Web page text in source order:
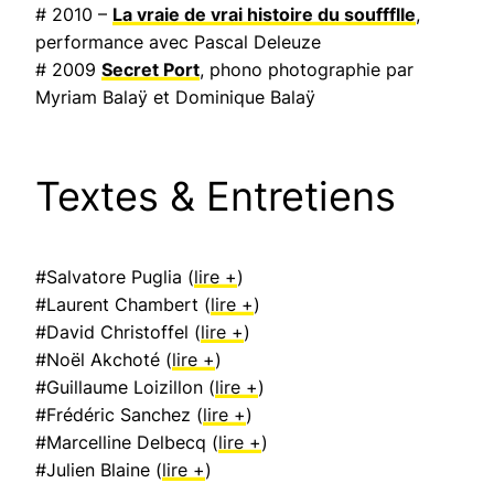
# 2010 – La vraie de vrai histoire du souffflle,
performance avec Pascal Deleuze
# 2009 Secret Port, phono photographie par
Myriam Balaÿ et Dominique Balaÿ
Textes & Entretiens
#Salvatore Puglia (lire +)
#Laurent Chambert (lire +)
#David Christoffel (lire +)
#Noël Akchoté (lire +)
#Guillaume Loizillon (lire +)
#Frédéric Sanchez (lire +)
#Marcelline Delbecq (lire +)
#Julien Blaine (lire +)